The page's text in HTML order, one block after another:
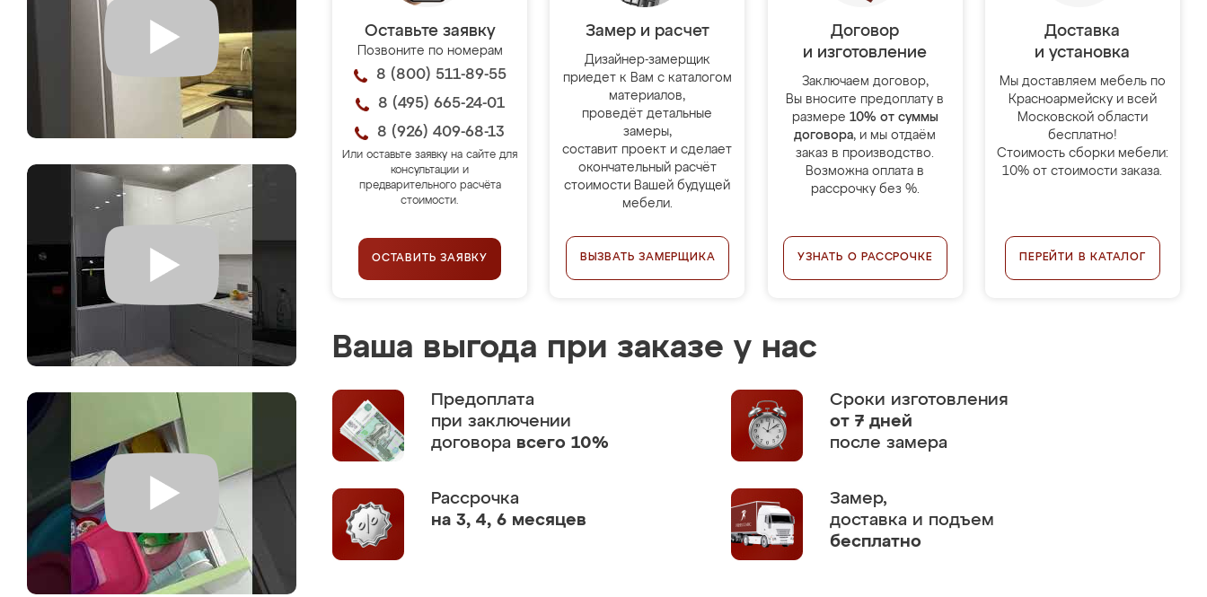
Оставьте заявку
Позвоните по номерам
8 (800) 511-89-55
8 (495) 665-24-01
8 (926) 409-68-13
Или оставьте заявку на сайте для
консультации и
предварительного расчёта
стоимости.
ОСТАВИТЬ ЗАЯВКУ
Замер и расчет
Дизайнер-замерщик
приедет к Вам с каталогом
материалов,
проведёт детальные
замеры,
составит проект и сделает
окончательный расчёт
стоимости Вашей будущей
мебели.
ВЫЗВАТЬ ЗАМЕРЩИКА
Договор
и изготовление
Заключаем договор,
Вы вносите предоплату в
размере 10% от суммы
договора, и мы отдаём
заказ в производство.
Возможна оплата в
рассрочку без %.
УЗНАТЬ О РАССРОЧКЕ
Доставка
и установка
Мы доставляем мебель по
Красноармейску и всей
Московской области
бесплатно!
Стоимость сборки мебели:
10% от стоимости заказа.
ПЕРЕЙТИ В КАТАЛОГ
Ваша выгода при заказе у нас
Предоплата
при заключении
договора всего 10%
Сроки изготовления
от 7 дней
после замера
Рассрочка
на 3, 4, 6 месяцев
Замер,
доставка и подъем
бесплатно